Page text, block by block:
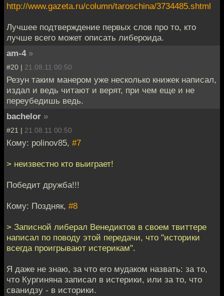
http://www.gazeta.ru/column/taroschina/3734485.shtml
Лучшее подтверждение первых слов про то, кто
лучше всего может описать либероида.
am-4 »
#20 | 21.08.11 00:50
Резун таким манером уже несколько книжек написал,
издал и ведь читают и верят, при чем еще и не
переубедишь ведь.
bachelor »
#21 | 21.08.11 00:50
Кому: polinov85, #7
> неизвестно кто выиграет!
Победит дружба!!!
Кому: Поздняк, #8
> Записной либерал Венедиктов в своем твиттере
написал по поводу этой передачи, что "историки
всегда проигрывают истерикам".
Я даже не знаю, за что его мудаком назвать: за то,
что Кургиняна записал в истерики, или за то, что
сванидзу - в историки.